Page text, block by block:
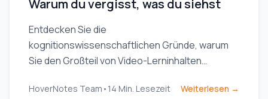
Warum du vergisst, was du siehst
Entdecken Sie die
kognitionswissenschaftlichen Gründe, warum
Sie den Großteil von Video-Lerninhalten
strategisches Notieren Ihre Merkfähigkeit
HoverNotes Team • 14 Min. Lesezeit Weiterlesen →